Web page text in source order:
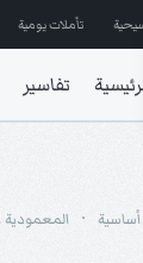
تأملات يومية
تفاسير
المعمودية